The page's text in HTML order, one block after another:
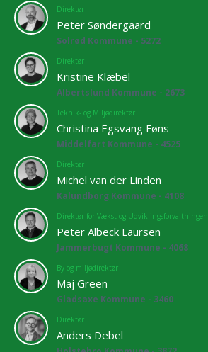
Direktør
Peter Søndergaard
Solrød Kommune - 5272
Direktør
Kristine Klæbel
Albertslund Kommune - 2673
Teknik- og Miljødirektør
Christina Egsvang Føns
Middelfart Kommune - 4525
Direktør
Michel van der Linden
Kalundborg Kommune - 4108
Direktør for Vækst og Udviklingsforvaltningen
Peter Albeck Laursen
Jammerbugt Kommune - 4068
By og miljødirektør
Maj Green
Gladsaxe Kommune - 3460
Direktør
Anders Debel